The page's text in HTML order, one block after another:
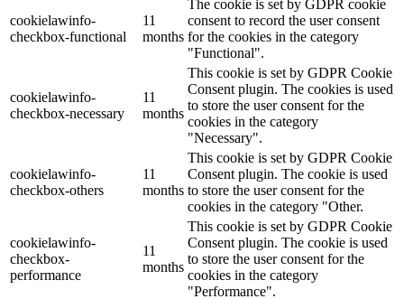
cookielawinfo-
checkbox-functional
11
months
The cookie is set by GDPR cookie
consent to record the user consent
for the cookies in the category
"Functional".
cookielawinfo-
checkbox-necessary
11
months
This cookie is set by GDPR Cookie
Consent plugin. The cookies is used
to store the user consent for the
cookies in the category
"Necessary".
cookielawinfo-
checkbox-others
11
months
This cookie is set by GDPR Cookie
Consent plugin. The cookie is used
to store the user consent for the
cookies in the category "Other.
cookielawinfo-
checkbox-
performance
11
months
This cookie is set by GDPR Cookie
Consent plugin. The cookie is used
to store the user consent for the
cookies in the category
"Performance".